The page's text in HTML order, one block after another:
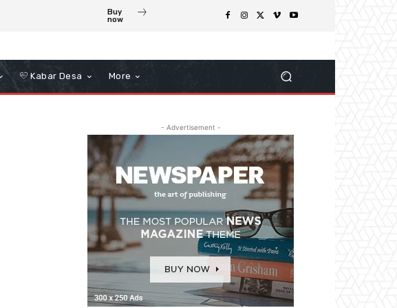
Buy
now
Kabar Desa More
- Advertisement -